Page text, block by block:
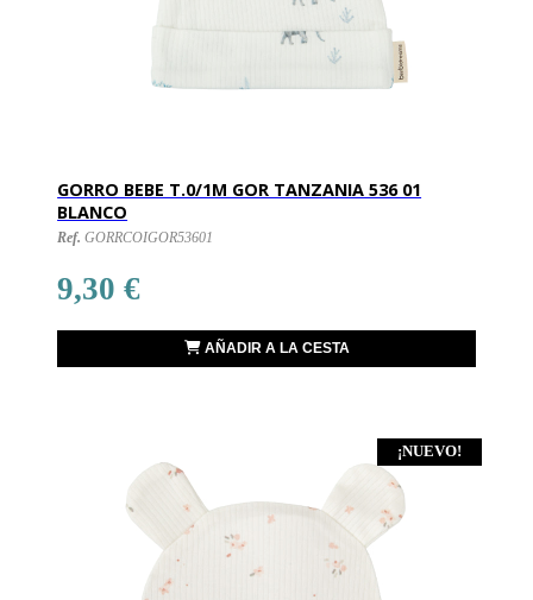
GORRO BEBE T.0/1M GOR TANZANIA 536 01
BLANCO
Ref. GORRCOIGOR53601
9,30 €
AÑADIR A LA CESTA
¡NUEVO!